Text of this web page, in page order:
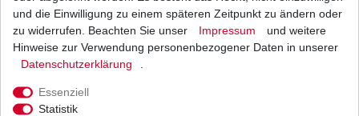
Polaris Sportsman 850 XP HO EFI 4WD
2012
Polaris Sportsman 850 XP EFI 4WD EPS
Polaris Sportsman 850 XP HO EFI 4WD EPS
Polaris Sportsman 850 XP HO EFI Forest 4WD EPS
und die Einwilligung zu einem späteren Zeitpunkt zu ändern oder
zu widerrufen. Beachten Sie unser
Impressum
und weitere
Hinweise zur Verwendung personenbezogener Daten in unserer
Daten­schutz­erklärung
Essenziell
Statistik